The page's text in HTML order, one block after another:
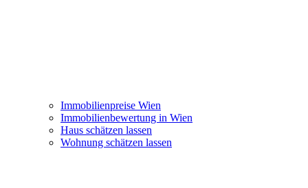
Immobilienpreise Wien
Immobilienbewertung in Wien
Haus schätzen lassen
Wohnung schätzen lassen